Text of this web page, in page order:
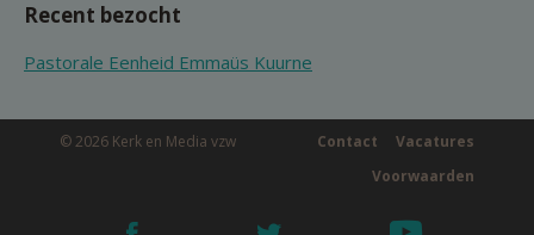
Recent bezocht
Pastorale Eenheid Emmaüs Kuurne
© 2026 Kerk en Media vzw Vacatures
Contact
Voorwaarden